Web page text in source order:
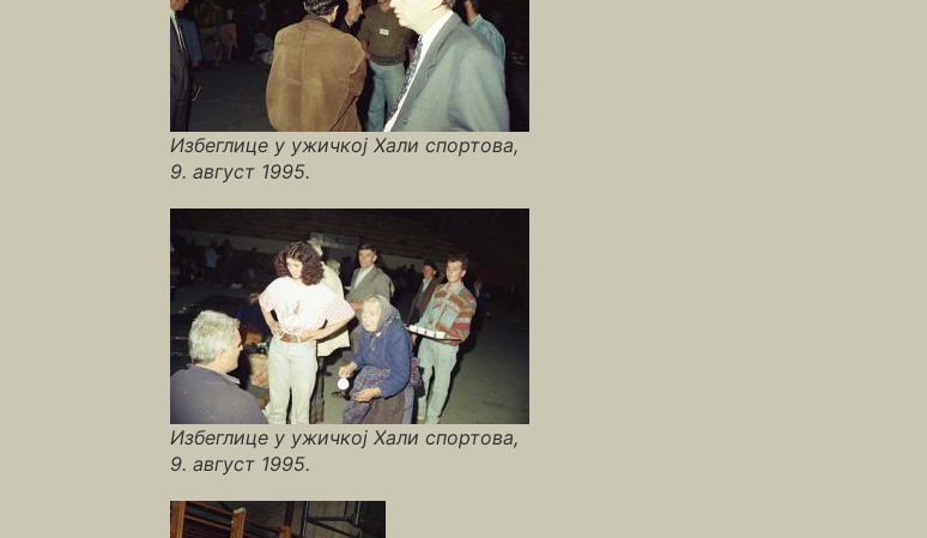
Избеглице у ужичкој Хали спортова,
9. август 1995.
Избеглице у ужичкој Хали спортова,
9. август 1995.